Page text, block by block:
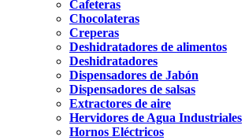
Cafeteras
Chocolateras
Creperas
Deshidratadores de alimentos
Deshidratadores
Dispensadores de Jabón
Dispensadores de salsas
Extractores de aire
Hervidores de Agua Industriales
Hornos Eléctricos